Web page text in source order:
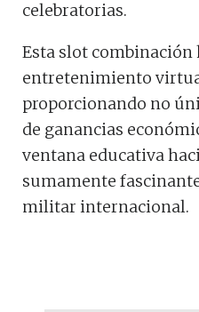
celebratorias.
Esta slot combinación
entretenimiento
proporcionando no
de ganancias
ventana educativa
sumamente
militar internacional.